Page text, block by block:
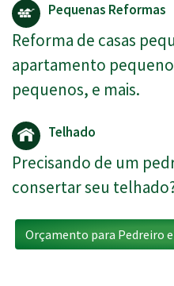
Pequenas Reformas
Reforma de casas
apartamento
pequenos, e mais.
Telhado
Precisando de um
consertar seu
Orçamento para Pedreiro